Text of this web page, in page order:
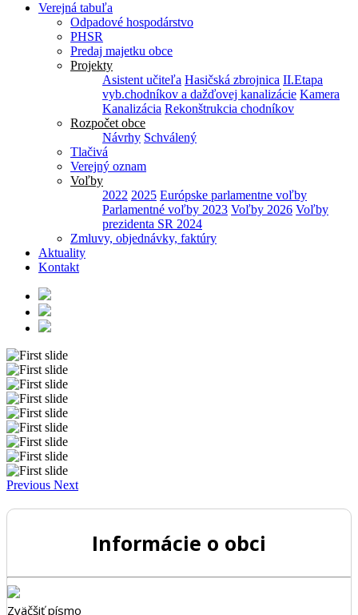
Verejná tabuľa
Odpadové hospodárstvo
PHSR
Predaj majetku obce
Projekty
Asistent učiteľa Hasičská zbrojnica II.Etapa
vyb.chodníkov a dažďovej kanalizácie Kamera
Kanalizácia Rekonštrukcia chodníkov
Rozpočet obce
Návrhy Schválený
Tlačivá
Verejný oznam
Voľby
2022 2025 Európske parlamentne voľby
Parlamentné voľby 2023 Voľby 2026 Voľby
prezidenta SR 2024
Zmluvy, objednávky, faktúry
Aktuality
Kontakt
Previous Next
Informácie o obci
Zväčšiť písmo